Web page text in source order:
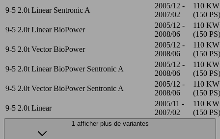
9-5 2.0t Linear Sentronic A
2005/12 -
2007/02
110 KW
(150 PS)
9-5 2.0t Linear BioPower
2005/12 -
2008/06
110 KW
(150 PS)
9-5 2.0t Vector BioPower
2005/12 -
2008/06
110 KW
(150 PS)
9-5 2.0t Linear BioPower Sentronic A
2005/12 -
2008/06
110 KW
(150 PS)
9-5 2.0t Vector BioPower Sentronic A
2005/12 -
2008/06
110 KW
(150 PS)
9-5 2.0t Linear
2005/11 -
2007/02
110 KW
(150 PS)
1 afficher plus de variantes